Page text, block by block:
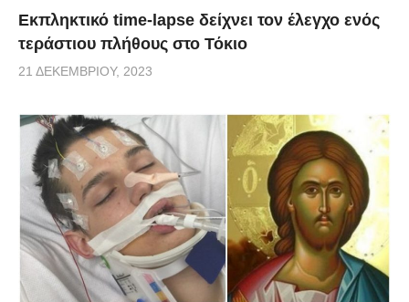
Εκπληκτικό time-lapse δείχνει τον έλεγχο ενός
τεράστιου πλήθους στο Τόκιο
21 ΔΕΚΕΜΒΡΊΟΥ, 2023